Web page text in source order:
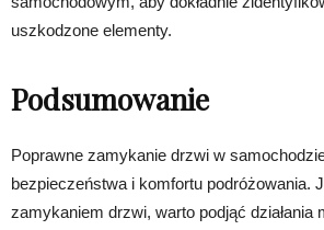
uszkodzone elementy.
Podsumowanie
Poprawne zamykanie drzwi w
bezpieczeństwa i komfortu podróżowania.
zamykaniem drzwi, warto podjąć działania